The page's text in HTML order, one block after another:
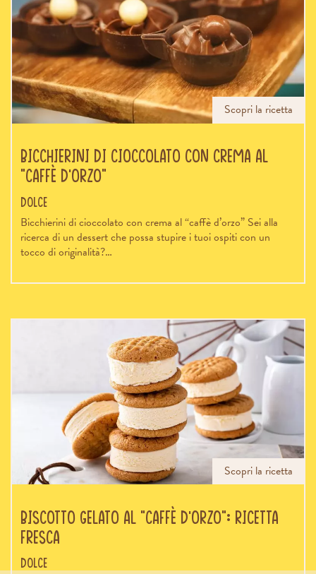
Scopri la ricetta
Bicchierini di cioccolato con crema al
“caffè d’orzo”
Dolce
Bicchierini di cioccolato con crema al “caffè d’orzo” Sei alla
ricerca di un dessert che possa stupire i tuoi ospiti con un
tocco di originalità?…
Scopri la ricetta
Biscotto gelato al “caffè d’orzo”: ricetta
fresca
Dolce